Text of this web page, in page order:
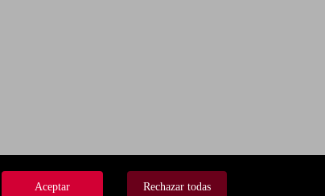
Aceptar Rechazar todas